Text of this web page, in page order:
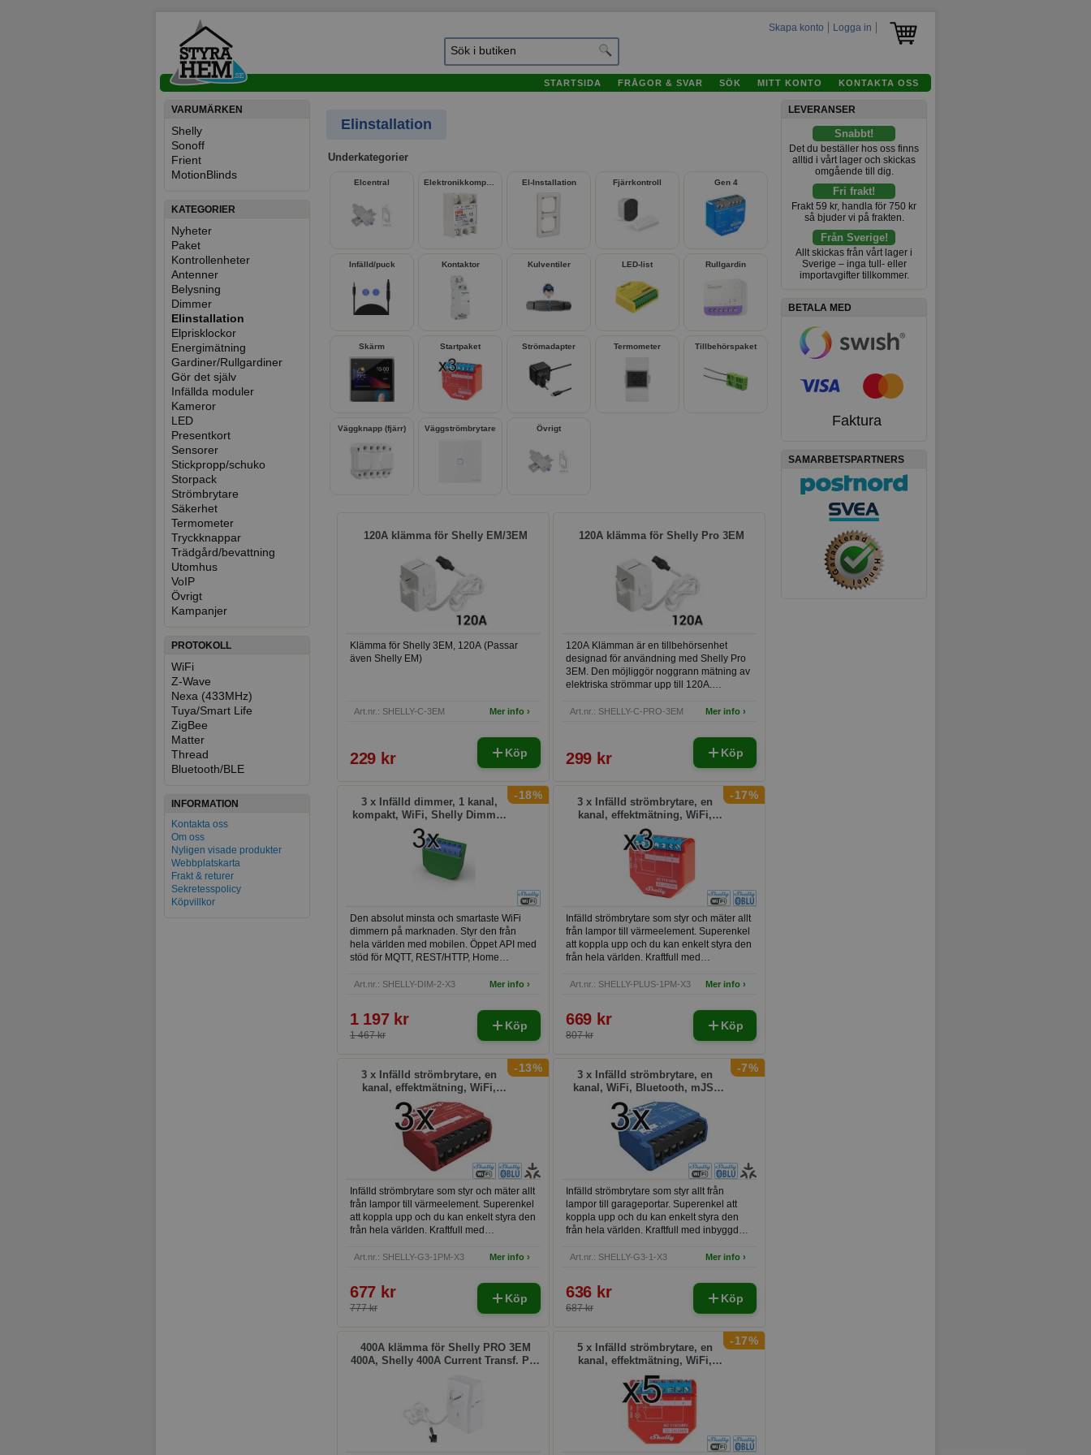
Skapa konto Logga in
STARTSIDA FRÅGOR & SVAR SÖK MITT KONTO KONTAKTA OSS
VARUMÄRKEN
Shelly
Sonoff
Frient
MotionBlinds
KATEGORIER
Nyheter
Paket
Kontrollenheter
Antenner
Belysning
Dimmer
Elinstallation
Elprisklockor
Energimätning
Gardiner/Rullgardiner
Gör det själv
Infällda moduler
Kameror
LED
Presentkort
Sensorer
Stickpropp/schuko
Storpack
Strömbrytare
Säkerhet
Termometer
Tryckknappar
Trädgård/bevattning
Utomhus
VoIP
Övrigt
Kampanjer
PROTOKOLL
WiFi
Z-Wave
Nexa (433MHz)
Tuya/Smart Life
ZigBee
Matter
Thread
Bluetooth/BLE
INFORMATION
Kontakta oss
Om oss
Nyligen visade produkter
Webbplatskarta
Frakt & returer
Sekretesspolicy
Köpvillkor
Elinstallation
Elinstallation
Underkategorier
Elcentral El-Installation Fjärrkontroll Gen 4
Infälld/puck Kontaktor Kulventiler LED-list Rullgardin
Skärm Startpaket Strömadapter Termometer Tillbehörspaket
Väggknapp (fjärr) Väggströmbrytare Övrigt
120A klämma för Shelly EM/3EM
Klämma för Shelly 3EM, 120A (Passar
även Shelly EM)
Art.nr.: SHELLY-C-3EM Mer info ›
229 kr Köp
120A klämma för Shelly Pro 3EM
120A Klämman är en tillbehörsenhet
designad för användning med Shelly Pro
3EM. Den möjliggör noggrann mätning av
elektriska strömmar upp till 120A.
även kunna mäta nollan.
Art.nr.: SHELLY-C-PRO-3EM Mer info ›
299 kr Köp
-18%
3 x Infälld dimmer, 1 kanal,
kompakt, WiFi, Shelly Dimmer
Den absolut minsta och smartaste WiFi
dimmern på marknaden. Styr den från
hela världen med mobilen. Öppet API med
stöd för MQTT, REST/HTTP, Home
Art.nr.: SHELLY-DIM-2-X3 Mer info ›
1 197 kr
1 467 kr
Köp
-17%
3 x Infälld strömbrytare, en
kanal, effektmätning, WiFi,
Bluetooth, mJS, Shelly Plus
1PM
Infälld strömbrytare som styr och mäter allt
från lampor till värmeelement. Superenkel
att koppla upp och du kan enkelt styra den
från hela världen. Kraftfull med
Art.nr.: SHELLY-PLUS-1PM-X3 Mer info ›
669 kr
807 kr
Köp
-13%
3 x Infälld strömbrytare, en
kanal, effektmätning, WiFi,
Bluetooth, mJS, Shelly Plus
1PM Gen3
Infälld strömbrytare som styr och mäter allt
från lampor till värmeelement. Superenkel
att koppla upp och du kan enkelt styra den
från hela världen. Kraftfull med
Art.nr.: SHELLY-G3-1PM-X3 Mer info ›
677 kr
777 kr
Köp
-7%
3 x Infälld strömbrytare, en
kanal, WiFi, Bluetooth, mJS,
Shelly G3 Plus 1
Infälld strömbrytare som styr allt från
lampor till garageportar. Superenkel att
koppla upp och du kan enkelt styra den
från hela världen. Kraftfull med inbyggd
Art.nr.: SHELLY-G3-1-X3 Mer info ›
636 kr
687 kr
Köp
400A klämma för Shelly PRO 3EM
400A, Shelly 400A Current Transf. Pro
-17%
5 x Infälld strömbrytare, en
kanal, effektmätning, WiFi,
Bluetooth, mJS, Shelly Plus
1PM
LEVERANSER
Snabbt!
Det du beställer hos oss finns
alltid i vårt lager och skickas
omgående till dig.
Fri frakt!
Frakt 59 kr, handla för 750 kr
så bjuder vi på frakten.
Från Sverige!
Allt skickas från vårt lager i
Sverige – inga tull- eller
importavgifter tillkommer.
BETALA MED
Faktura
SAMARBETSPARTNERS